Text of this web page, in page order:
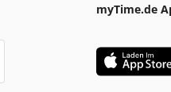
myTime.de